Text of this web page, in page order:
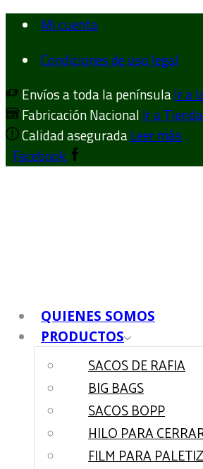
Mi cuenta
Condiciones de uso legal
Envíos a toda la penínsulaIr a
Fabricación Nacional Ir a Tienda
Calidad aseguradaLeer más
Facebook
QUIENES SOMOS
PRODUCTOS
SACOS DE RAFIA
BIG BAGS
SACOS BOPP
HILO PARA
FILM PARA